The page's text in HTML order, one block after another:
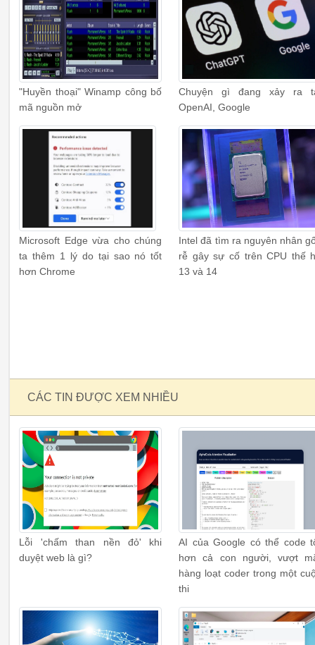
"Huyền thoại" Winamp công bố
mã nguồn mở
Chuyện gì đang xảy ra
OpenAI, Google
Microsoft Edge vừa cho chúng
ta thêm 1 lý do tại sao nó tốt
hơn Chrome
Intel đã tìm ra nguyên nhân
rễ gây sự cố trên CPU thế
13 và 14
CÁC TIN ĐƯỢC XEM NHIỀU
Lỗi 'chấm than nền đỏ' khi
duyệt web là gì?
AI của Google có thể code
hơn cả con người, vượt
hàng loạt coder trong một
thi